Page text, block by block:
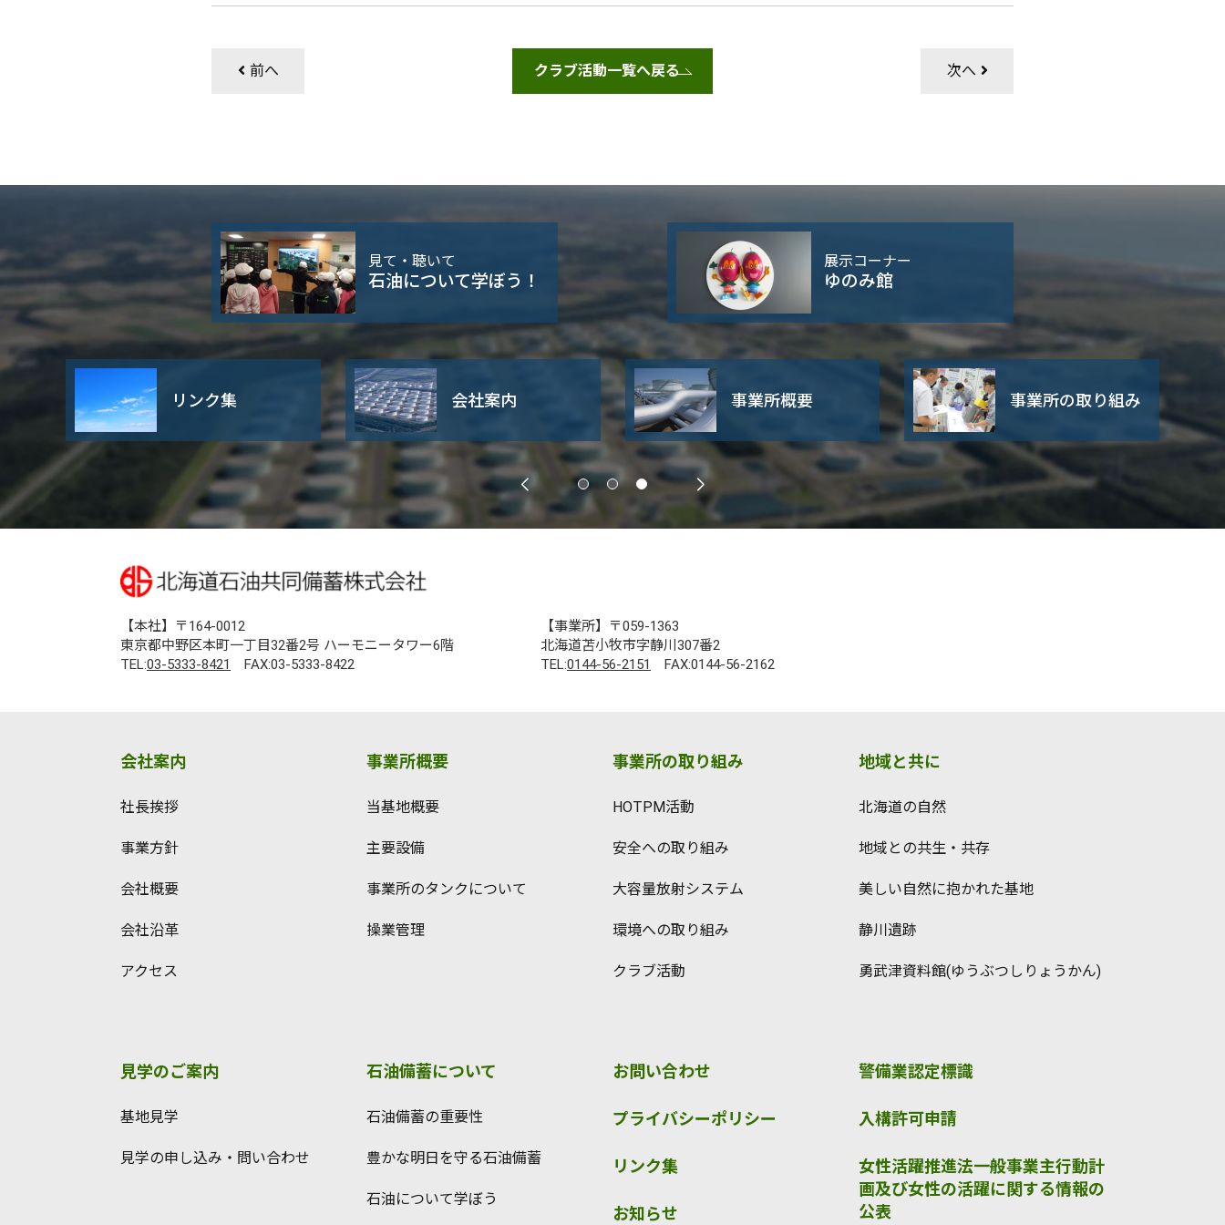
前へ クラブ活動一覧へ戻る 次へ
見て・聴いて
石油について学ぼう！
展示コーナー
ゆのみ館
リンク集 会社案内 事業所概要 事業所の取り組み
【本社】〒164-0012
東京都中野区本町一丁目32番2号 ハーモニータワー6階
TEL:03-5333-8421 FAX:03-5333-8422
【事業所】〒059-1363
北海道苫小牧市字静川307番2
TEL:0144-56-2151 FAX:0144-56-2162
会社案内
社長挨拶
事業方針
会社概要
会社沿革
アクセス
事業所概要
当基地概要
主要設備
事業所のタンクについて
操業管理
事業所の取り組み
HOTPM活動
安全への取り組み
大容量放射システム
環境への取り組み
クラブ活動
地域と共に
北海道の自然
地域との共生・共存
美しい自然に抱かれた基地
静川遺跡
勇武津資料館(ゆうぶつしりょうかん)
見学のご案内
基地見学
見学の申し込み・問い合わせ
石油備蓄について
石油備蓄の重要性
豊かな明日を守る石油備蓄
石油について学ぼう
お問い合わせ
プライバシーポリシー
リンク集
お知らせ
警備業認定標識
入構許可申請
女性活躍推進法一般事業主行動計
画及び女性の活躍に関する情報の
公表